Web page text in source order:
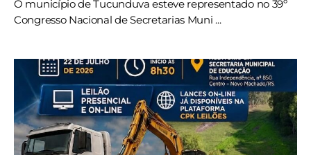
O município de Tucunduva esteve representado no 39º
Congresso Nacional de Secretarias Muni ...